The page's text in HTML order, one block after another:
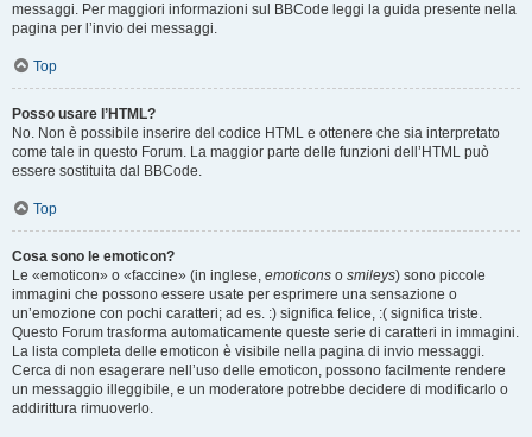
messaggi. Per maggiori informazioni sul BBCode leggi la guida presente nella
pagina per l’invio dei messaggi.
Top
Posso usare l’HTML?
No. Non è possibile inserire del codice HTML e ottenere che sia interpretato
come tale in questo Forum. La maggior parte delle funzioni dell’HTML può
essere sostituita dal BBCode.
Top
Cosa sono le emoticon?
Le «emoticon» o «faccine» (in inglese, emoticons o smileys) sono piccole
immagini che possono essere usate per esprimere una sensazione o
un’emozione con pochi caratteri; ad es. :) significa felice, :( significa triste.
Questo Forum trasforma automaticamente queste serie di caratteri in immagini.
La lista completa delle emoticon è visibile nella pagina di invio messaggi.
Cerca di non esagerare nell’uso delle emoticon, possono facilmente rendere
un messaggio illeggibile, e un moderatore potrebbe decidere di modificarlo o
addirittura rimuoverlo.